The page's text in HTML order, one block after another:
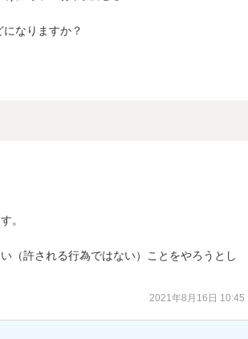
。
（許される行為ではない）ことをやろうとし
2021年8月16日 10:45